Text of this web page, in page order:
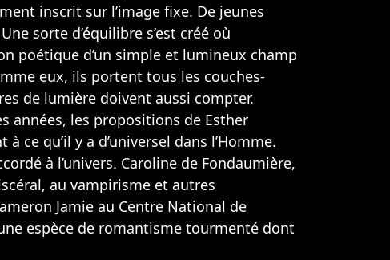
inscrit sur l’image fixe. De jeunes
sorte d’équilibre s’est créé où
poétique d’un simple et lumineux champ
eux, ils portent tous les couches-
de lumière doivent aussi compter.
années, les propositions de Esther
ce qu’il y a d’universel dans l’Homme.
à l’univers. Caroline de Fondaumière,
au vampirisme et autres
Jamie au Centre National de
espèce de romantisme tourmenté dont